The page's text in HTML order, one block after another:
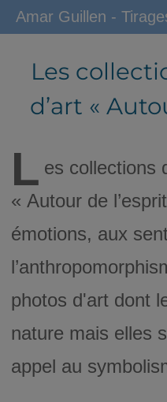
Les
d’art «
L es collections
« Autour de
émotions, aux
photos d'art dont
nature mais elles
appel au
Amar Guillen -